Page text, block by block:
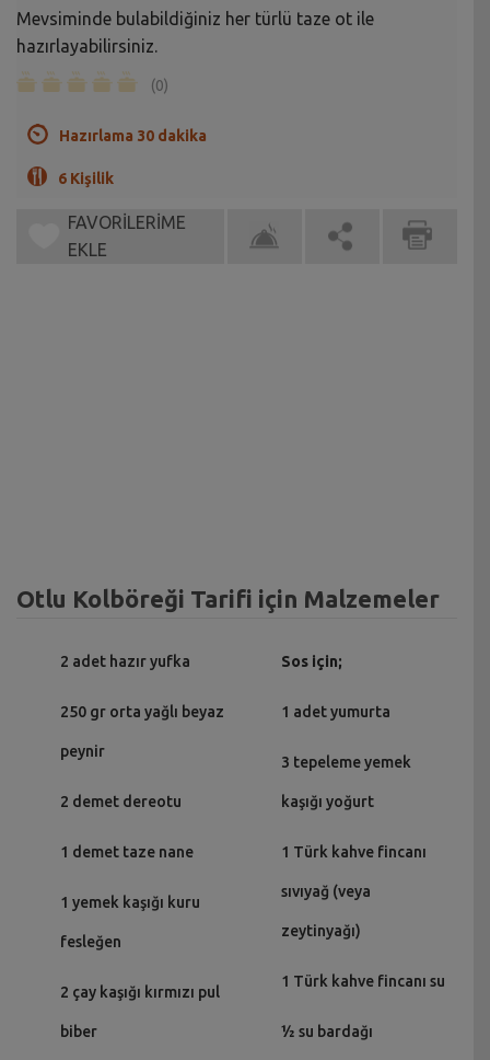
Mevsiminde bulabildiğiniz her türlü taze ot ile
hazırlayabilirsiniz.
(0)
Hazırlama 30 dakika
6 Kişilik
FAVORİLERİME
EKLE
Otlu Kolböreği Tarifi için Malzemeler
2 adet hazır yufka
250 gr orta yağlı beyaz
peynir
2 demet dereotu
1 demet taze nane
1 yemek kaşığı kuru
fesleğen
2 çay kaşığı kırmızı pul
biber
Sos için;
1 adet yumurta
3 tepeleme yemek
kaşığı yoğurt
1 Türk kahve fincanı
sıvıyağ (veya
zeytinyağı)
1 Türk kahve fincanı su
½ su bardağı